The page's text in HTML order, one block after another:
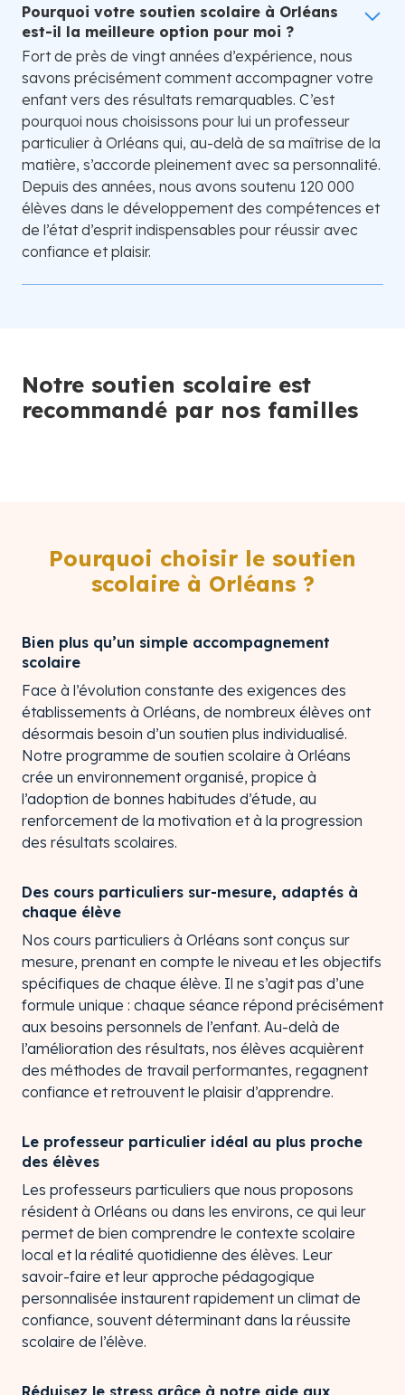
Pourquoi votre soutien scolaire à Orléans
est-il la meilleure option pour moi ?
Fort de près de vingt années d’expérience, nous
savons précisément comment accompagner votre
enfant vers des résultats remarquables. C’est
pourquoi nous choisissons pour lui un professeur
particulier à Orléans qui, au-delà de sa maîtrise de la
matière, s’accorde pleinement avec sa personnalité.
Depuis des années, nous avons soutenu 120 000
élèves dans le développement des compétences et
de l’état d’esprit indispensables pour réussir avec
confiance et plaisir.
Notre soutien scolaire est
recommandé par nos familles
Pourquoi choisir le soutien
scolaire à Orléans ?
Bien plus qu’un simple accompagnement
scolaire
Face à l’évolution constante des exigences des
établissements à Orléans, de nombreux élèves ont
désormais besoin d’un soutien plus individualisé.
Notre programme de soutien scolaire à Orléans
crée un environnement organisé, propice à
l’adoption de bonnes habitudes d’étude, au
renforcement de la motivation et à la progression
des résultats scolaires.
Des cours particuliers sur-mesure, adaptés à
chaque élève
Nos cours particuliers à Orléans sont conçus sur
mesure, prenant en compte le niveau et les objectifs
spécifiques de chaque élève. Il ne s’agit pas d’une
formule unique : chaque séance répond précisément
aux besoins personnels de l’enfant. Au-delà de
l’amélioration des résultats, nos élèves acquièrent
des méthodes de travail performantes, regagnent
confiance et retrouvent le plaisir d’apprendre.
Le professeur particulier idéal au plus proche
des élèves
Les professeurs particuliers que nous proposons
résident à Orléans ou dans les environs, ce qui leur
permet de bien comprendre le contexte scolaire
local et la réalité quotidienne des élèves. Leur
savoir-faire et leur approche pédagogique
personnalisée instaurent rapidement un climat de
confiance, souvent déterminant dans la réussite
scolaire de l’élève.
Réduisez le stress grâce à notre aide aux